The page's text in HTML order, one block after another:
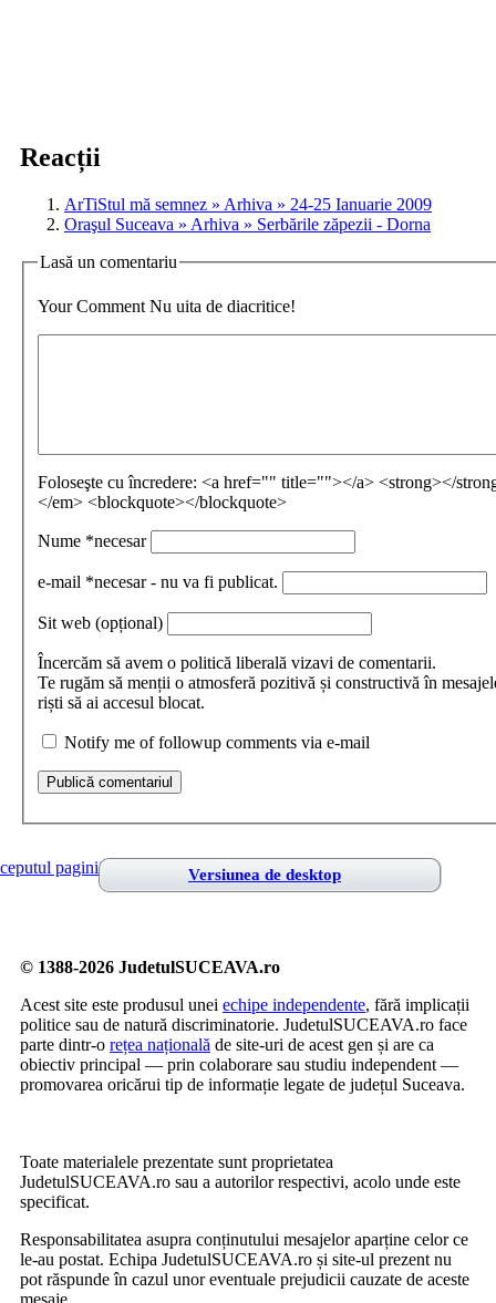
Reacții
ArTiStul mă semnez » Arhiva » 24-25 Ianuarie 2009
Oraşul Suceava » Arhiva » Serbările zăpezii - Dorna
Lasă un comentariu
Your Comment Nu uita de diacritice!
Foloseşte cu încredere: <a href="" title=""></a> <strong></
</em> <blockquote></blockquote>
Nume *necesar
e-mail *necesar - nu va fi publicat.
Sit web (opțional)
Încercăm să avem o politică liberală vizavi de comentarii.
Te rugăm să menții o atmosferă pozitivă și constructivă în
riști să ai accesul blocat.
Notify me of followup comments via e-mail
Publică comentariul
paginii Versiunea de desktop
© 1388-2026 JudetulSUCEAVA.ro
Acest site este produsul unei echipe independente, fără implicații
politice sau de natură discriminatorie. JudetulSUCEAVA.ro face
parte dintr-o rețea națională de site-uri de acest gen și are ca
obiectiv principal — prin colaborare sau studiu independent —
promovarea oricărui tip de informație legate de județul Suceava.
Toate materialele prezentate sunt proprietatea
JudetulSUCEAVA.ro sau a autorilor respectivi, acolo unde este
specificat.
Responsabilitatea asupra conținutului mesajelor aparține celor ce
le-au postat. Echipa JudetulSUCEAVA.ro și site-ul prezent nu
pot răspunde în cazul unor eventuale prejudicii cauzate de aceste
mesaje.